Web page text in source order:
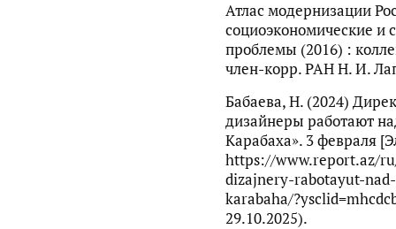
Атлас модернизации
социоэкономические и
проблемы (2016) :
член-корр. РАН Н. И.
Бабаева, Н. (2024)
дизайнеры работают
Карабаха». 3 февраля
https://www.report.az/
dizajnery-rabotayut-
karabaha/
29.10.2025).